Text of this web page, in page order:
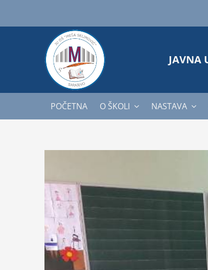
JAVNA
POČETNA O ŠKOLI NASTAVA